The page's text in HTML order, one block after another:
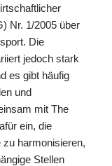
Nr. 1/2005 über
Die
jedoch stark
es gibt häufig
und
mit The
ein, die
harmonisieren,
Stellen